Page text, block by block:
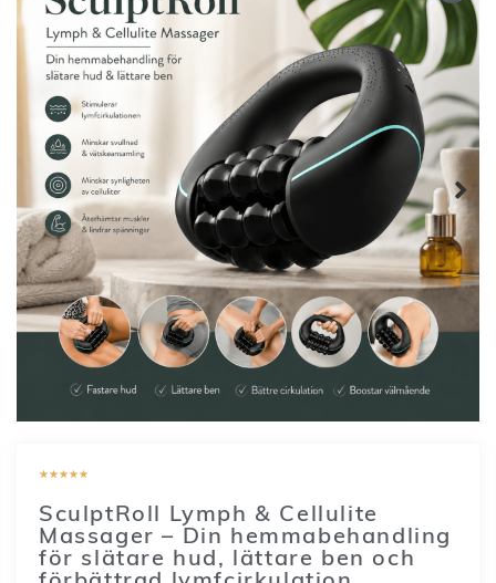
★★★★★
SculptRoll Lymph & Cellulite
Massager – Din hemmabehandling
för slätare hud, lättare ben och